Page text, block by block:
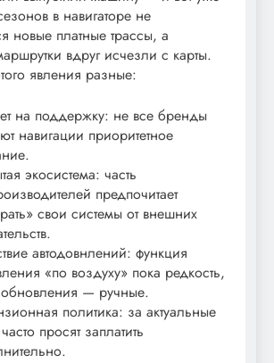
в навигаторе не
новые платные трассы, а
вдруг исчезли с карты.
явления разные:
на поддержку: не все бренды
навигации приоритетное
экосистема: часть
предпочитает
свои системы от внешних
автодовнлений: функция
«по воздуху» пока редкость,
— ручные.
политика: за актуальные
просят заплатить